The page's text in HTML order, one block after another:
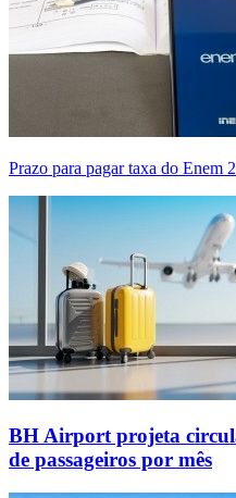
Prazo para pagar taxa do Enem
BH Airport projeta
de passageiros por mês